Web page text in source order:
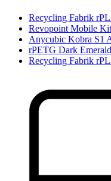
Recycling Fabrik
Revopoint Mobile
Anycubic Kobra S1
rPETG Dark
Recycling Fabrik